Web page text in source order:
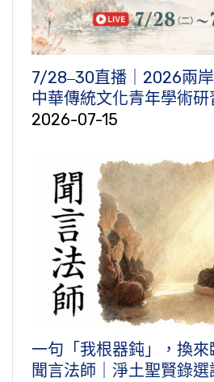
7/28‒30直播｜2026兩
中華傳統文化青年學術研
2026-07-15
一句「我根器鈍」，換來
聞言法師｜淨土聖賢錄選